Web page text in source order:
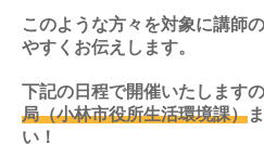
このような方々を対象に講師
やすくお伝えします。
下記の日程で開催いたします
局（小林市役所生活環境課）
い！